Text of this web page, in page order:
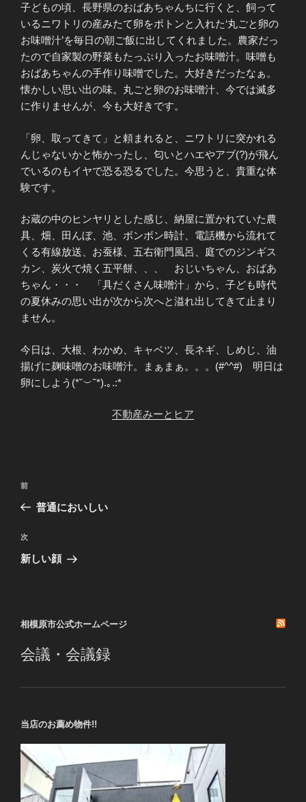
子どもの頃、長野県のおばあちゃんちに行くと、飼って
いるニワトリの産みたて卵をポトンと入れた‘丸ごと卵の
お味噌汁’を毎日の朝ご飯に出してくれました。農家だっ
たので自家製の野菜もたっぷり入ったお味噌汁。味噌も
おばあちゃんの手作り味噌でした。大好きだったなぁ。
懐かしい思い出の味。丸ごと卵のお味噌汁、今では滅多
に作りませんが、今も大好きです。
「卵、取ってきて」と頼まれると、ニワトリに突かれる
んじゃないかと怖かったし、匂いとハエやアブ(?)が飛ん
でいるのもイヤで恐る恐るでした。今思うと、貴重な体
験です。
お蔵の中のヒンヤリとした感じ、納屋に置かれていた農
具、畑、田んぼ、池、ボンボン時計、電話機から流れて
くる有線放送、お蚕様、五右衛門風呂、庭でのジンギス
カン、炭火で焼く五平餅、、、 おじいちゃん、おばあ
ちゃん・・・ 「具だくさん味噌汁」から、子ども時代
の夏休みの思い出が次から次へと溢れ出してきて止まり
ません。
今日は、大根、わかめ、キャベツ、長ネギ、しめじ、油
揚げに麹味噌のお味噌汁。まぁまぁ。。。(#^^#) 明日は
卵にしよう(*˘︶˘*).｡.:*
不動産みーとヒア
投
ビ
ゲ
ン
前
の
稿
前
普通においしい
次
の
次
新しい顔
相模原市公式ホームページ
会議・会議録
当店のお薦め物件!!